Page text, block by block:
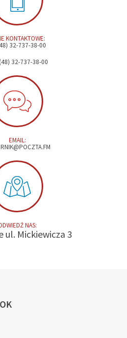
KONTAKTOWE:
32-737-38-00
32-737-38-00
EMAIL:
NAS:
ul. Mickiewicza 3